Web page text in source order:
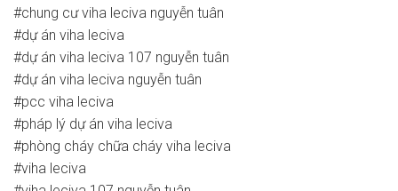
#chung cư viha leciva nguyễn tuân
#dự án viha leciva
#dự án viha leciva 107 nguyễn tuân
#dự án viha leciva nguyễn tuân
#pcc viha leciva
#pháp lý dự án viha leciva
#phòng cháy chữa cháy viha leciva
#viha leciva